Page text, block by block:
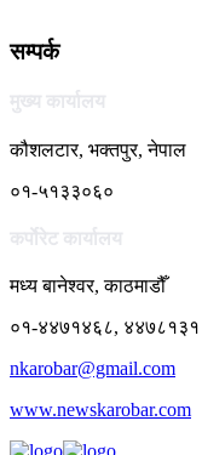
सम्पर्क
मुख्य कार्यालय
कौशलटार, भक्तपुर, नेपाल
०१-५१३३०६०
कर्पाेरेट कार्यालय
मध्य बानेश्वर, काठमाडौँ
०१-४४७१४६८, ४४७८१३१
nkarobar@gmail.com
www.newskarobar.com